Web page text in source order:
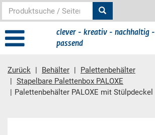
clever - kreativ - nachhaltig -
passend
Zurück Behälter
Palettenbehälter
Stapelbare Palettenbox PALOXE
Palettenbehälter PALOXE mit Stülpdeckel